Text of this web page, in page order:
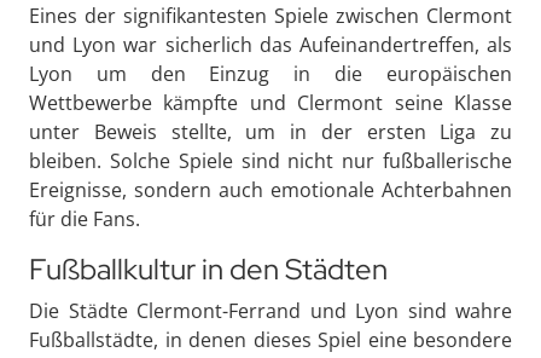
Eines der signifikantesten Spiele zwischen Clermont
und Lyon war sicherlich das Aufeinandertreffen, als
Lyon um den Einzug in die europäischen
Wettbewerbe kämpfte und Clermont seine Klasse
unter Beweis stellte, um in der ersten Liga zu
bleiben. Solche Spiele sind nicht nur fußballerische
Ereignisse, sondern auch emotionale Achterbahnen
für die Fans.
Fußballkultur in den Städten
Die Städte Clermont-Ferrand und Lyon sind wahre
Fußballstädte, in denen dieses Spiel eine besondere